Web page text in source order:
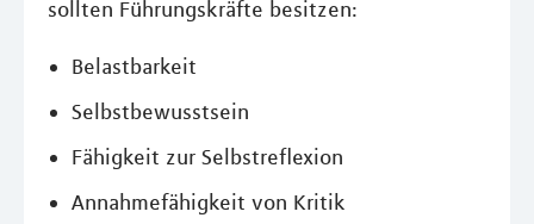
sollten Führungskräfte besitzen:
Belastbarkeit
Selbstbewusstsein
Fähigkeit zur Selbstreflexion
Annahmefähigkeit von Kritik